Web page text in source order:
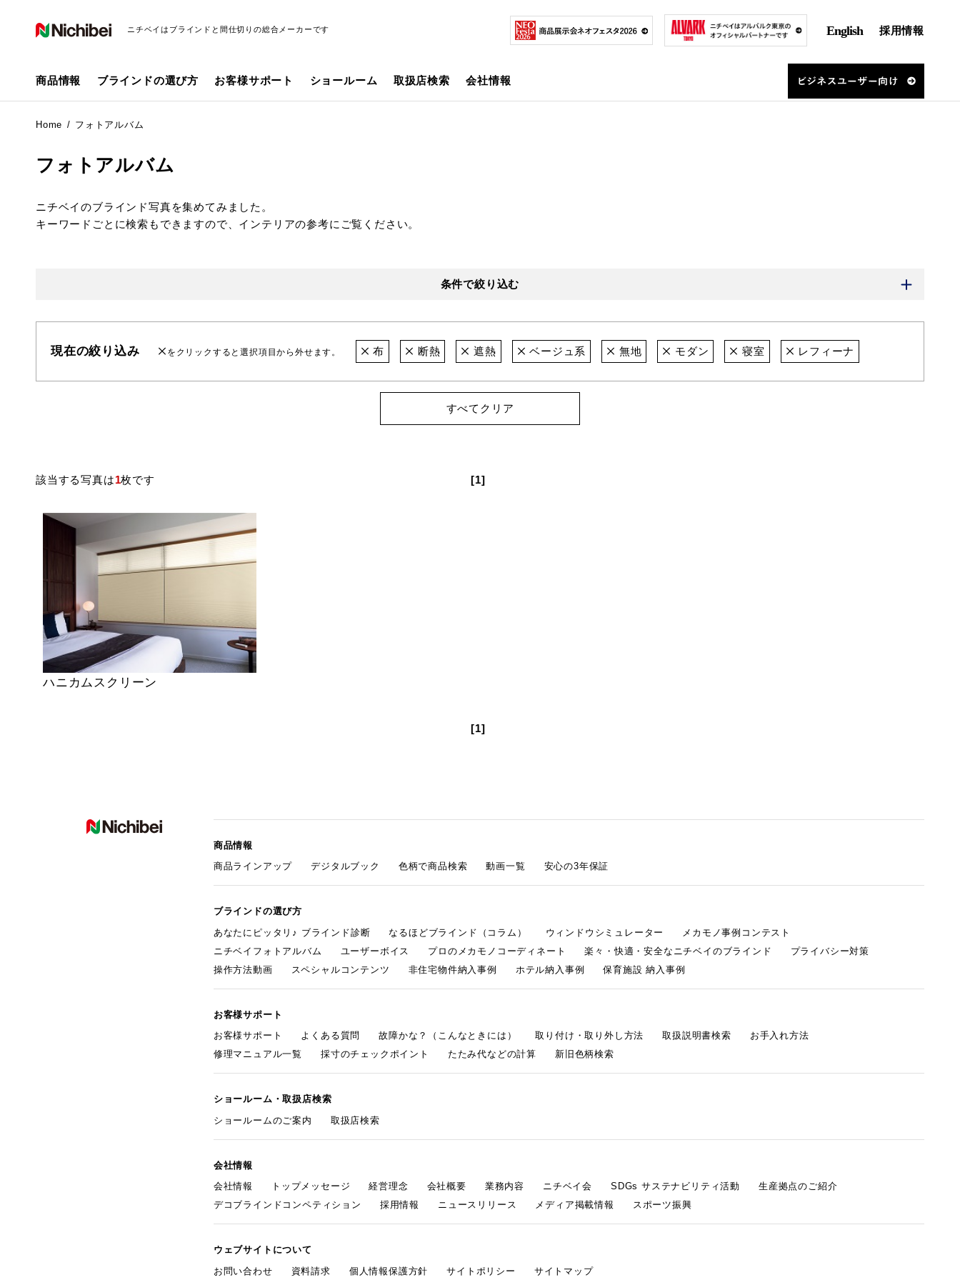
ニチベイはブラインドと間仕切りの総合メーカーです English 採用情報
商品情報 ブラインドの選び方 お客様サポート ショールーム 取扱店検索 会社情報
Home フォトアルバム
フォトアルバム
ニチベイのブラインド写真を集めてみました。
キーワードごとに検索もできますので、インテリアの参考にご覧ください。
条件で絞り込む
現在の絞り込み をクリックすると選択項目から外せます。 布 断熱 遮熱 ベージュ系 無地 モダン 寝室 レフィーナ
すべてクリア
該当する写真は1枚です [1]
ハニカムスクリーン
[1]
商品情報
商品ラインアップ
デジタルブック 色柄で商品検索 動画一覧 安心の3年保証
ブラインドの選び方
あなたにピッタリ♪ ブラインド診断
なるほどブラインド（コラム） ウィンドウシミュレーター
メカモノ事例コンテスト
ニチベイフォトアルバム
ユーザーボイス プロのメカモノコーディネート 楽々・快適・安全なニチベイのブラインド
プライバシー対策
操作方法動画
スペシャルコンテンツ 非住宅物件納入事例 ホテル納入事例 保育施設 納入事例
お客様サポート
お客様サポート
よくある質問 故障かな？（こんなときには） 取り付け・取り外し方法 取扱説明書検索
お手入れ方法
修理マニュアル一覧
採寸のチェックポイント たたみ代などの計算 新旧色柄検索
ショールーム・取扱店検索
ショールームのご案内
取扱店検索
会社情報
会社情報
トップメッセージ 経営理念 会社概要 業務内容 ニチベイ会 SDGs サステナビリティ活動
生産拠点のご紹介
デコブラインドコンペティション
採用情報 ニュースリリース メディア掲載情報 スポーツ振興
ウェブサイトについて
お問い合わせ
資料請求 個人情報保護方針 サイトポリシー サイトマップ